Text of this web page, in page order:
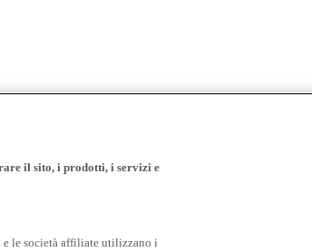
il sito, i prodotti, i servizi e
e le società affiliate utilizzano i